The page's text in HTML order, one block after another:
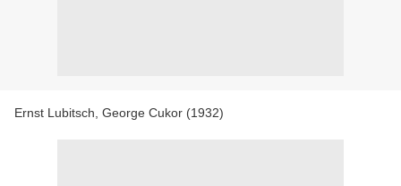
Ernst Lubitsch, George Cukor (1932)